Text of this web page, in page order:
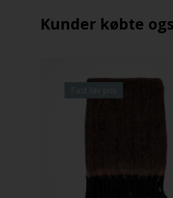
Kunder købte
Fast lav pris